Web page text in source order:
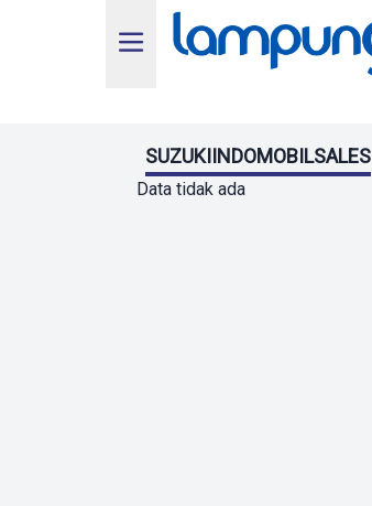
SUZUKIINDOMOBILSALES
Data tidak ada